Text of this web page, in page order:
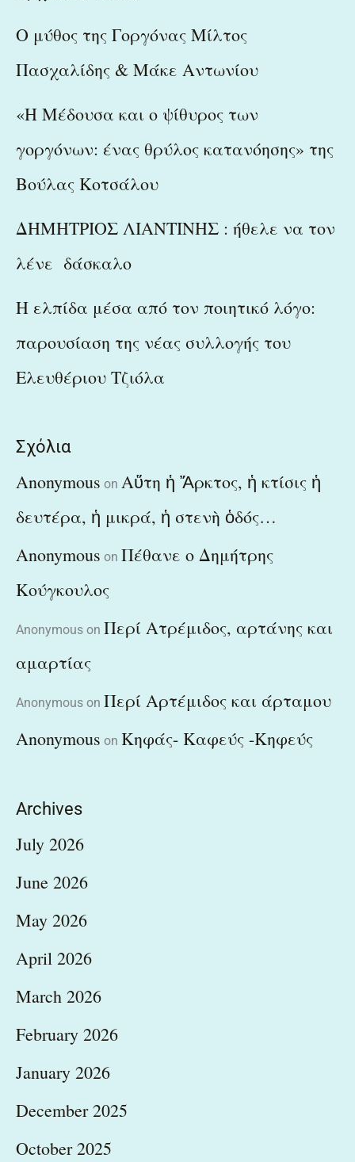
Ο μύθος της Γοργόνας Μίλτος
Πασχαλίδης & Μάκε Αντωνίου
«Η Μέδουσα και ο ψίθυρος των
γοργόνων: ένας θρύλος κατανόησης» της
Βούλας Κοτσάλου
ΔΗΜΗΤΡΙΟΣ ΛΙΑΝΤΙΝΗΣ : ήθελε να τον
λένε δάσκαλο
Η ελπίδα μέσα από τον ποιητικό λόγο:
παρουσίαση της νέας συλλογής του
Ελευθέριου Τζιόλα
Σχόλια
Anonymous on Αὕτη ἡ Ἄρκτος, ἡ κτίσις ἡ
δευτέρα, ἡ μικρά, ἡ στενὴ ὁδός…
Anonymous on Πέθανε ο Δημήτρης
Κούγκουλος
Anonymous on Περί Ατρέμιδος, αρτάνης και
αμαρτίας
Anonymous on Περί Αρτέμιδος και άρταμου
Anonymous on Κηφάς- Καφεύς -Κηφεύς
Archives
July 2026
June 2026
May 2026
April 2026
March 2026
February 2026
January 2026
December 2025
October 2025